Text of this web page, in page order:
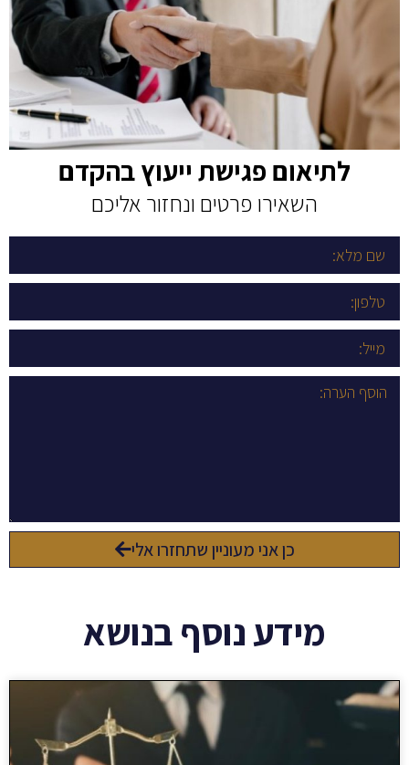
לתיאום פגישת ייעוץ בהקדם
השאירו פרטים ונחזור אליכם
כן אני מעוניין שתחזרו אלי
מידע נוסף בנושא